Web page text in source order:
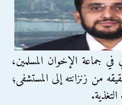
جماعة الإخوان المسلمين،
من زنزانته إلى المستشفى؛